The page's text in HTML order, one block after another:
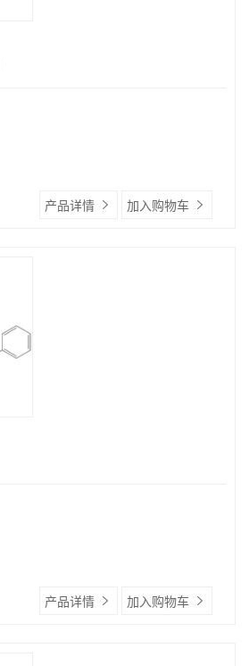
产品详情 加入购物车
产品详情 加入购物车